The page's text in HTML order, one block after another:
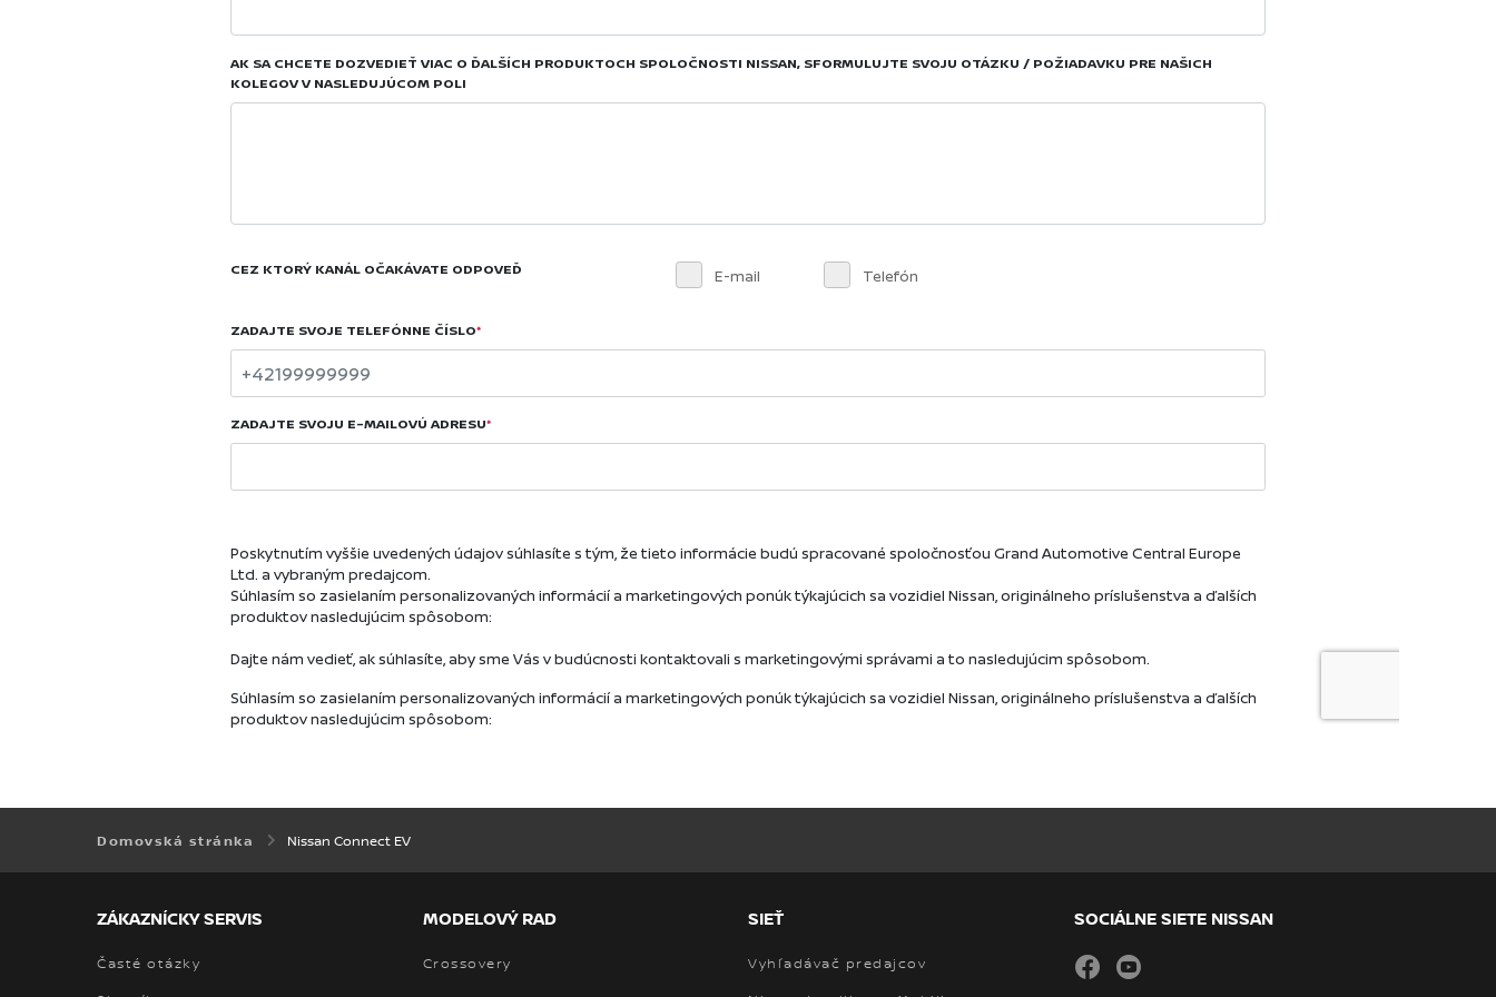
Domovská stránka Nissan Connect EV
ZÁKAZNÍCKY SERVIS
Časté otázky
MODELOVÝ RAD
Crossovery
SIEŤ
Vyhľadávač predajcov
SOCIÁLNE SIETE NISSAN
facebook